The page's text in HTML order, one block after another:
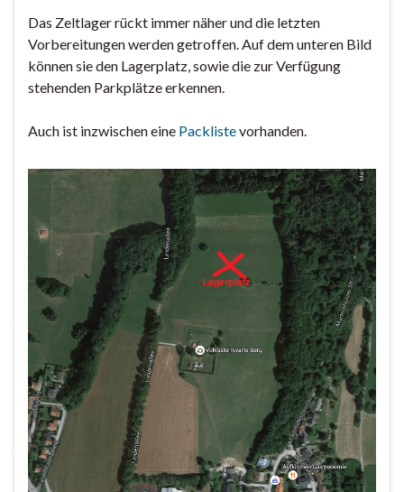
Das Zeltlager rückt immer näher und die letzten
Vorbereitungen werden getroffen. Auf dem unteren Bild
können sie den Lagerplatz, sowie die zur Verfügung
stehenden Parkplätze erkennen.
Auch ist inzwischen eine Packlistevorhanden.